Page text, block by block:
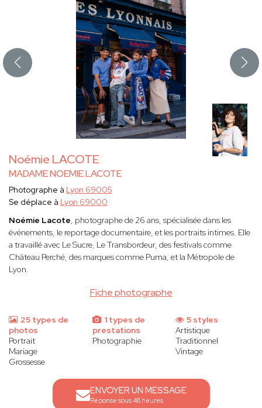
Noémie LACOTE
MADAME NOEMIE LACOTE
Fiche photographe
Photographe à Lyon 69005
Se déplace à Lyon 69000
Noémie Lacote, photographe de 26 ans, spécialisée dans les
événements, le reportage documentaire, et les portraits intimes. Elle
a travaillé avec Le Sucre, Le Transbordeur, des festivals comme
Château Perché, des marques comme Puma, et la Métropole de
Lyon.
25 types de
photos
Portrait
Mariage
Grossesse
1 types de
prestations
Photographie
5 styles
Artistique
Traditionnel
Vintage
ENVOYER UN MESSAGE
Réponse sous 48 heures